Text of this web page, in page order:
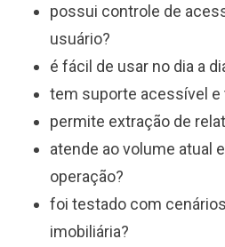
possui controle de
usuário?
é fácil de usar no dia a
tem suporte acessível e
permite extração de
atende ao volume atual
operação?
foi testado com
imobiliária?